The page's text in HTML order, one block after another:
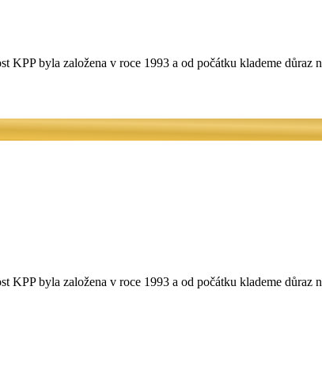
KPP byla založena v roce 1993 a od počátku klademe
KPP byla založena v roce 1993 a od počátku klademe